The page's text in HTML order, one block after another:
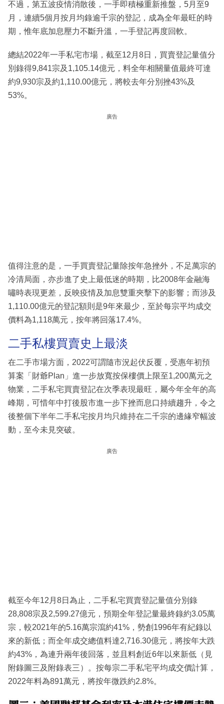
不過，第五波疫情消散後，一手即積極重新推盤，5月至9
月，連續5個月按月均錄逾千宗的登記，成為全年最旺的時
期，惟年底加息壓力不斷升溫，一手登記再度回軟。
總結2022年一手私宅市場，截至12月8日，買賣登記量值分
別錄得9,841宗及1,105.14億元，料全年相關量值最終可達
約9,930宗及約1,110.00億元，將較去年分別挫43%及
53%。
廣告
值得注意的是，一手買賣登記量除按年急挫外，不足萬宗的
冷清局面，亦步進了史上最低迷的時期，比2008年金融海
嘯時表現更差，反映疫情及加息雙重夾擊下的影響；而涉及
1,110.00億元的登記額則是9年來最少，至於每宗平均成交
價料為1,118萬元，按年將回落17.4%。
二手私樓買賣史上最淡
在二手市場方面，2022可謂隨市況起伏反覆，受惠年初預
算案「財爺Plan」進一步放寬按保樓價上限至1,200萬元之
物業，二手私宅買賣登記在次季表現最旺，屬今年全年的高
峰期，可惜年中打後股市進一步下挫而息口持續趨升，令之
後整個下半年二手私宅按月均只維持在二千宗的邊緣窄幅波
動，至今未見突破。
廣告
截至今年12月8日為止，二手私宅買賣登記量值分別錄
28,808宗及2,599.27億元，預期全年登記量最終錄約3.05萬
宗，較2021年的5.16萬宗瀉約41%，勢創1996年有紀錄以
來的新低；而全年成交總值料達2,716.30億元，將按年大跌
約43%，為連升兩年後回落，並且料創近6年以來新低（見
附錄圖三及附錄表三）。按每宗二手私宅平均成交價計算，
2022年料為891萬元，將按年微跌約2.8%。